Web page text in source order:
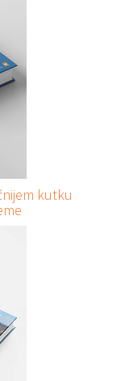
kutku